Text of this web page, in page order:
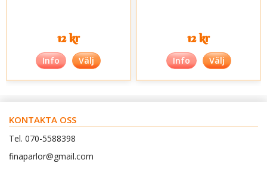
12 kr
Info Välj
12 kr
Info Välj
KONTAKTA OSS
Tel. 070-5588398
finaparlor@gmail.com